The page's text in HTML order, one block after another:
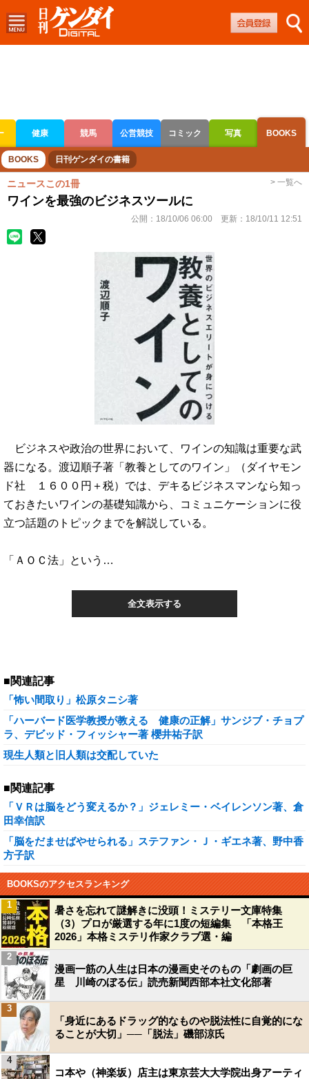
健康 競馬 公営競技 コミック 写真 BOOKS
ボートレース 競輪 オートレース
BOOKS 日刊ゲンダイの書籍
ニュースこの1冊 > 一覧へ
ワインを最強のビジネスツールに
公開： 18/10/06 06:00 更新： 18/10/11 12:51
ビジネスや政治の世界において、ワインの知識は重要な武
器になる。渡辺順子著「教養としてのワイン」（ダイヤモン
ド社 １６００円＋税）では、デキるビジネスマンなら知っ
ておきたいワインの基礎知識から、コミュニケーションに役
立つ話題のトピックまでを解説している。
「ＡＯＣ法」という…
全文表示する
■関連記事
「怖い間取り」松原タニシ著
「ハーバード医学教授が教える 健康の正解」サンジブ・チョプ
ラ、デビッド・フィッシャー著 櫻井祐子訳
現生人類と旧人類は交配していた
■関連記事
「ＶＲは脳をどう変えるか？」ジェレミー・ベイレンソン著、倉
田幸信訳
「脳をだませばやせられる」ステファン・Ｊ・ギエネ著、野中香
方子訳
BOOKSのアクセスランキング
暑さを忘れて謎解きに没頭！ミステリー文庫特集
（3）プロが厳選する年に1度の短編集 「本格王
2026」本格ミステリ作家クラブ選・編
1
漫画一筋の人生は日本の漫画史そのもの「劇画の巨
星 川崎のぼる伝」読売新聞西部本社文化部著
2
「身近にあるドラッグ的なものや脱法性に自覚的にな
ることが大切」──「脱法」磯部涼氏
3
コ本や（神楽坂）店主は東京芸大大学院出身アーティ
4